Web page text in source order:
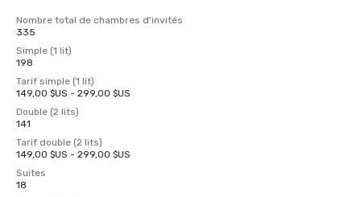
Nombre total de chambres d'invités
335
Simple (1 lit)
198
Tarif simple (1 lit)
149,00 $US - 299,00 $US
Double (2 lits)
141
Tarif double (2 lits)
149,00 $US - 299,00 $US
Suites
18